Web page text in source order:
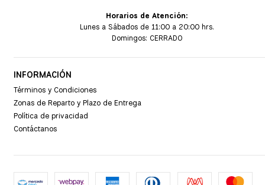
Horarios de Atención:
Lunes a Sábados de 11:00 a 20:00 hrs.
Domingos: CERRADO
INFORMACIÓN
Términos y Condiciones
Zonas de Reparto y Plazo de Entrega
Política de privacidad
Contáctanos